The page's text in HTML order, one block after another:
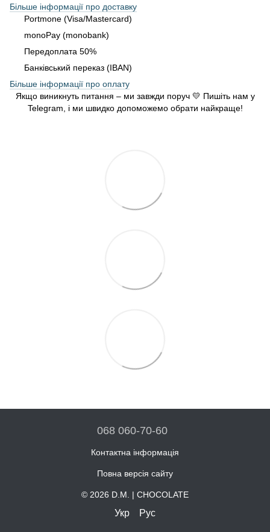
Більше інформації про доставку
Portmone (Visa/Mastercard)
monoPay (monobank)
Передоплата 50%
Банківський переказ (IBAN)
Більше інформації про оплату
Якщо виникнуть питання – ми завжди поруч 💛 Пишіть нам у
Telegram, і ми швидко допоможемо обрати найкраще!
068 060-70-60
Контактна інформація
Повна версія сайту
© 2026 D.M. | CHOCOLATE
Укр Рус